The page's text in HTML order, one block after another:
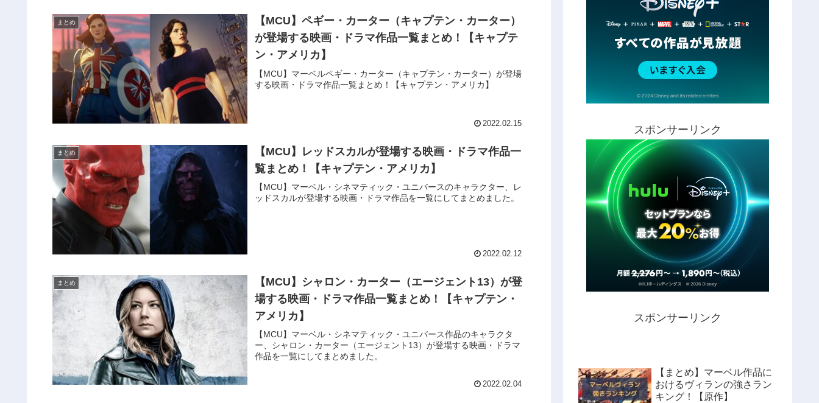
まとめ
【MCU】ペギー・カーター（キャプテン・カーター）
が登場する映画・ドラマ作品一覧まとめ！【キャプテ
ン・アメリカ】
【MCU】マーベルペギー・カーター（キャプテン・カーター）が登場
する映画・ドラマ作品一覧まとめ！【キャプテン・アメリカ】
2022.02.15
まとめ
【MCU】レッドスカルが登場する映画・ドラマ作品一
覧まとめ！【キャプテン・アメリカ】
【MCU】マーベル・シネマティック・ユニバースのキャラクター、レ
ッドスカルが登場する映画・ドラマ作品を一覧にしてまとめました。
2022.02.12
まとめ
【MCU】シャロン・カーター（エージェント13）が登
場する映画・ドラマ作品一覧まとめ！【キャプテン・
アメリカ】
【MCU】マーベル・シネマティック・ユニバース作品のキャラクタ
ー、シャロン・カーター（エージェント13）が登場する映画・ドラマ
作品を一覧にしてまとめました。
2022.02.04
スポンサーリンク
スポンサーリンク
【まとめ】マーベル作品に
おけるヴィランの強さラン
キング！【原作】